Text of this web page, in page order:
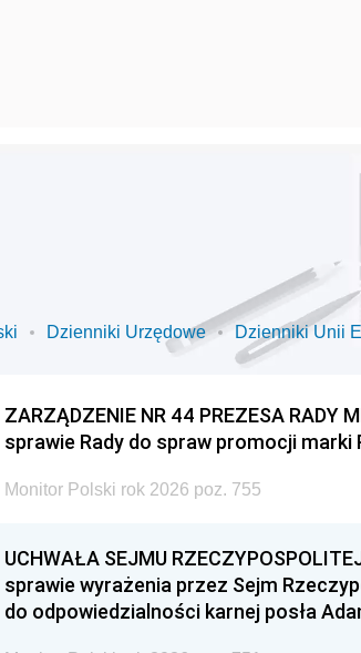
Dzienniki Urzędowe Dzienniki Unii
ZARZĄDZENIE NR 44 PREZESA RADY
sprawie Rady do spraw promocji marki
Monitor Polski rok 2026 poz. 755
UCHWAŁA SEJMU
sprawie wyrażenia przez Sejm
do odpowiedzialności karnej posła